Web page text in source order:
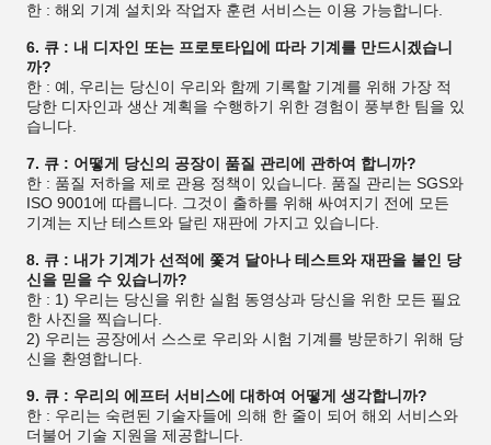
한 : 해외 기계 설치와 작업자 훈련 서비스는 이용 가능합니다.
6. 큐 : 내 디자인 또는 프로토타입에 따라 기계를 만드시겠습니
까?
한 : 예, 우리는 당신이 우리와 함께 기록할 기계를 위해 가장 적
당한 디자인과 생산 계획을 수행하기 위한 경험이 풍부한 팀을 있
습니다.
7. 큐 : 어떻게 당신의 공장이 품질 관리에 관하여 합니까?
한 : 품질 저하을 제로 관용 정책이 있습니다. 품질 관리는 SGS와
ISO 9001에 따릅니다. 그것이 출하를 위해 싸여지기 전에 모든
기계는 지난 테스트와 달린 재판에 가지고 있습니다.
8. 큐 : 내가 기계가 선적에 쫓겨 달아나 테스트와 재판을 붙인 당
신을 믿을 수 있습니까?
한 : 1) 우리는 당신을 위한 실험 동영상과 당신을 위한 모든 필요
한 사진을 찍습니다.
2) 우리는 공장에서 스스로 우리와 시험 기계를 방문하기 위해 당
신을 환영합니다.
9. 큐 : 우리의 에프터 서비스에 대하여 어떻게 생각합니까?
한 : 우리는 숙련된 기술자들에 의해 한 줄이 되어 해외 서비스와
더불어 기술 지원을 제공합니다.